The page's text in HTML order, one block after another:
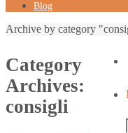
Blog
Archive by category
Category
Archives:
consigli